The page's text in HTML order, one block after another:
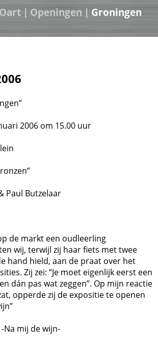
| Openingen | Groningen
2006 om 15.00 uur
Paul Butzelaar
de markt een oudleerling
wij, terwijl zij haar fiets met twee
hand hield, aan de praat over het
Zij zei: “Je moet eigenlijk eerst een
dán pas wat zeggen”. Op mijn reactie
opperde zij de expositie te openen
Na mij de wijn-